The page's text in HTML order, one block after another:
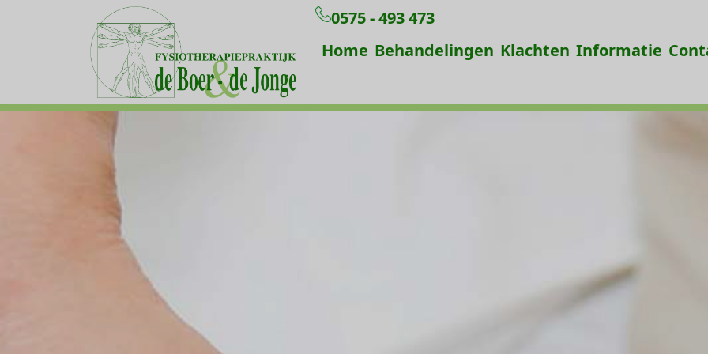
0575 - 493 473
Home Behandelingen Klachten Informatie